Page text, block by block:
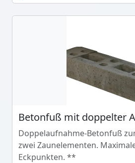
Betonfuß mit doppelter
Doppelaufnahme-Betonfuß
zwei Zaunelementen.
Eckpunkten. **